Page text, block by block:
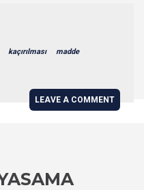
kaçırılması madde
LEAVE A COMMENT